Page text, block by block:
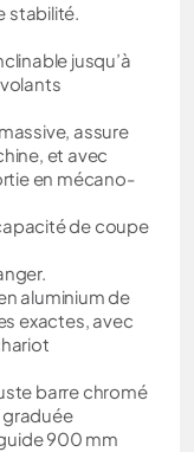
stabilité.
jusqu’à
assure
et avec
en mécano-
de coupe
aluminium de
exactes, avec
barre chromé
900 mm